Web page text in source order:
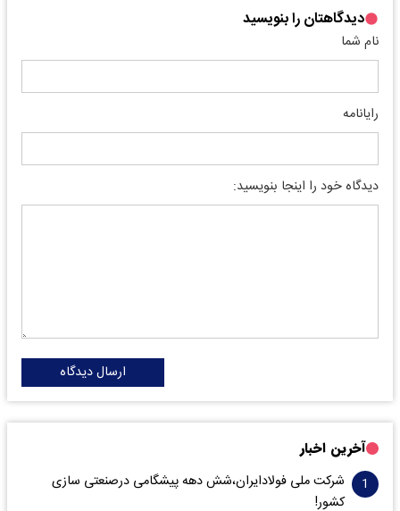
دیدگاهتان را بنویسید
نام شما
رایانامه
دیدگاه خود را اینجا بنویسید:
ارسال دیدگاه
آخرین اخبار
شرکت ملی فولادایران،شش دهه پیشگامی درصنعتی سازی
کشور!